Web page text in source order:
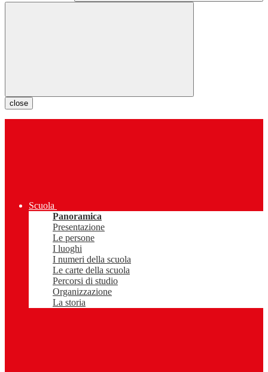
close
Scuola
Panoramica
Presentazione
Le persone
I luoghi
I numeri della scuola
Le carte della scuola
Percorsi di studio
Organizzazione
La storia